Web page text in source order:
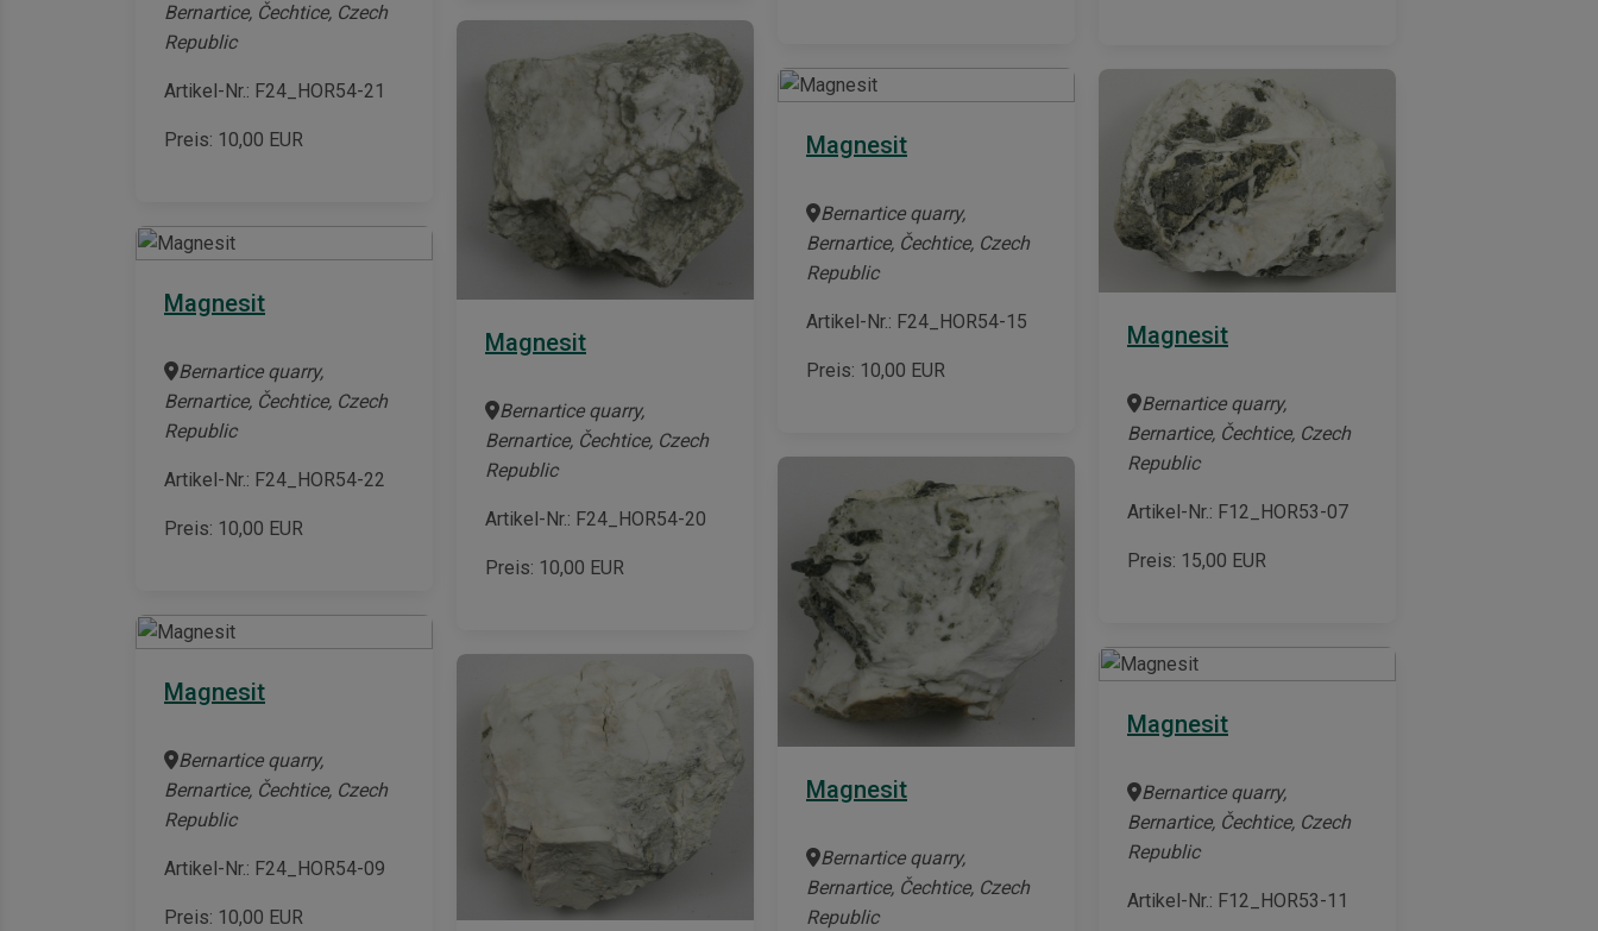
Bernartice, Čechtice, Czech
Republic
Artikel-Nr.: F24_HOR54-21
Preis: 10,00 EUR Magnesit
Bernartice quarry,
Bernartice, Čechtice, Czech
Republic
Artikel-Nr.: F24_HOR54-15
Preis: 10,00 EUR
Magnesit
Bernartice quarry,
Bernartice, Čechtice, Czech
Republic
Artikel-Nr.: F12_HOR53-07
Preis: 15,00 EUR
Magnesit
Bernartice quarry,
Bernartice, Čechtice, Czech
Republic
Artikel-Nr.: F24_HOR54-22
Preis: 10,00 EUR
Magnesit
Bernartice quarry,
Bernartice, Čechtice, Czech
Republic
Artikel-Nr.: F24_HOR54-20
Preis: 10,00 EUR
Magnesit
Bernartice quarry,
Bernartice, Čechtice, Czech
Republic
Magnesit
Bernartice quarry,
Bernartice, Čechtice, Czech
Republic
Artikel-Nr.: F12_HOR53-11
Magnesit
Bernartice quarry,
Bernartice, Čechtice, Czech
Republic
Artikel-Nr.: F24_HOR54-09
Preis: 10,00 EUR